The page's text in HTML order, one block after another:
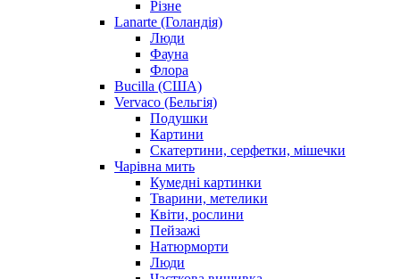
Різне
Lanarte (Голандія)
Люди
Фауна
Флора
Bucilla (США)
Vervaco (Бельгія)
Подушки
Картини
Скатертини, серфетки, мішечки
Чарiвна мить
Кумедні картинки
Тварини, метелики
Квіти, рослини
Пейзажі
Натюрморти
Люди